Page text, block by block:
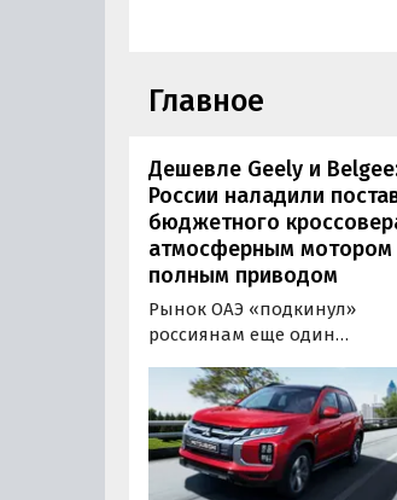
Главное
Дешевле Geely и
России наладили
бюджетного
атмосферным мотором
полным приводом
Рынок ОАЭ «подкинул»
россиянам еще один
продавался в России
официально. Речь о
ASX: у дилеров в Эмиратах
стоит примерно от 1 600 000
рублей по текущему курсу, а